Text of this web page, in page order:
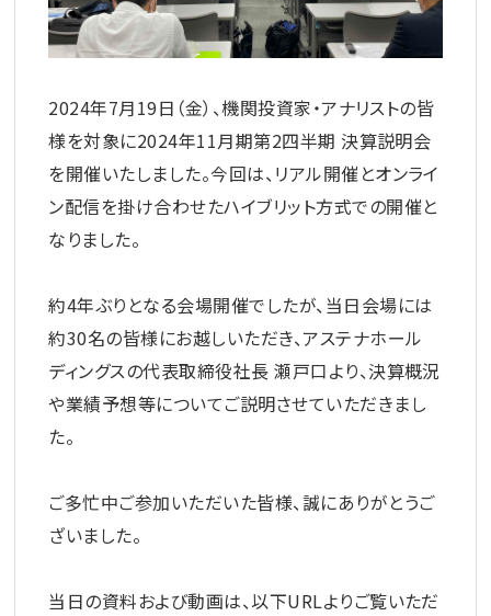
2024年7月19日（金）、機関投資家・アナリストの皆
様を対象に2024年11月期第2四半期 決算説明会
を開催いたしました。今回は、リアル開催とオンライ
ン配信を掛け合わせたハイブリット方式での開催と
なりました。
約4年ぶりとなる会場開催でしたが、当日会場には
約30名の皆様にお越しいただき、アステナホール
ディングスの代表取締役社長 瀬戸口より、決算概況
や業績予想等についてご説明させていただきまし
た。
ご多忙中ご参加いただいた皆様、誠にありがとうご
ざいました。
当日の資料および動画は、以下URLよりご覧いただ